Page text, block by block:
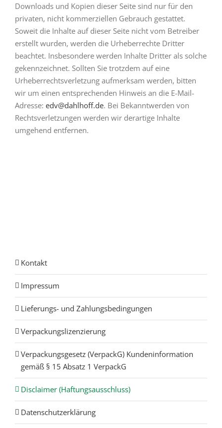
Downloads und Kopien dieser Seite sind nur für den
privaten, nicht kommerziellen Gebrauch gestattet.
Soweit die Inhalte auf dieser Seite nicht vom Betreiber
erstellt wurden, werden die Urheberrechte Dritter
beachtet. Insbesondere werden Inhalte Dritter als solche
gekennzeichnet. Sollten Sie trotzdem auf eine
Urheberrechtsverletzung aufmerksam werden, bitten
wir um einen entsprechenden Hinweis an die E-Mail-
Adresse: edv@dahlhoff.de. Bei Bekanntwerden von
Rechtsverletzungen werden wir derartige Inhalte
umgehend entfernen.
Kontakt
Impressum
Lieferungs- und Zahlungsbedingungen
Verpackungslizenzierung
Verpackungsgesetz (VerpackG) Kundeninformation
gemäß § 15 Absatz 1 VerpackG
Disclaimer (Haftungsausschluss)
Datenschutzerklärung